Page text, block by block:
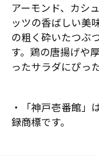
アーモンド、カシ
ッツの香ばしい美
の粗く砕いたつぶ
す。鶏の唐揚げや
ったサラダにぴっ
・「神戸壱番館」
録商標です。